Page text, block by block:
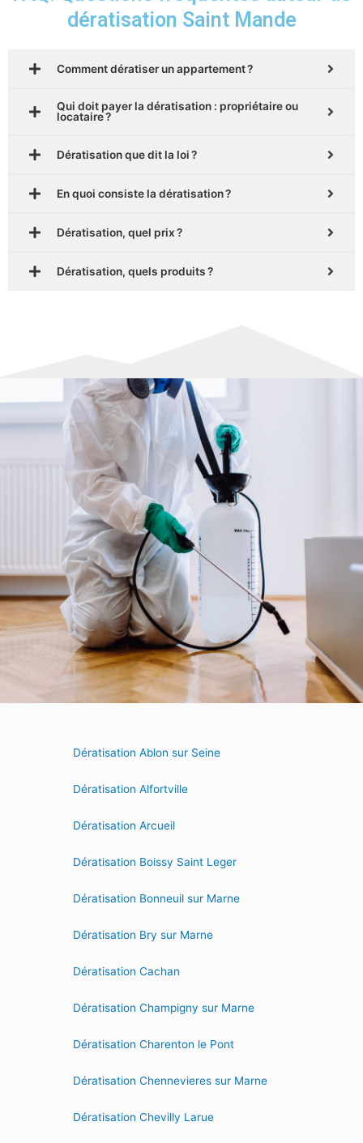
dératisation Saint Mande
Comment dératiser un appartement ?
Qui doit payer la dératisation : propriétaire ou
locataire ?
Dératisation que dit la loi ?
En quoi consiste la dératisation ?
Dératisation, quel prix ?
Dératisation, quels produits ?
Dératisation Ablon sur Seine
Dératisation Alfortville
Dératisation Arcueil
Dératisation Boissy Saint Leger
Dératisation Bonneuil sur Marne
Dératisation Bry sur Marne
Dératisation Cachan
Dératisation Champigny sur Marne
Dératisation Charenton le Pont
Dératisation Chennevieres sur Marne
Dératisation Chevilly Larue